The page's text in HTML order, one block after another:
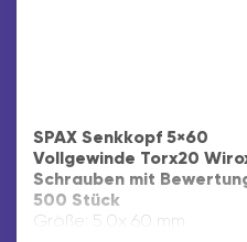
SPAX Senkkopf 5×60
Vollgewinde Torx20
Schrauben mit
500 Stück
Größe: 5.0x 60 mm